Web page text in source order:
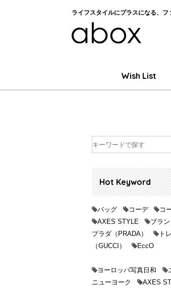
ライフスタイルにプラスになる、
Wish List
Hot Keyword
バッグ コーデ
コ
AXES STYLE
ブラン
プラダ（PRADA）
ト
（GUCCI）
EccO
ヨーロッパ写真日和
ニューヨーク
AXES